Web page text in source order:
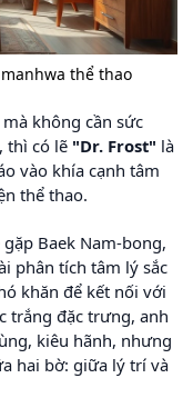
thể thao
không cần sức
thì có lẽ "Dr. Frost" là
vào khía cạnh tâm
thể thao.
gặp Baek Nam-bong,
phân tích tâm lý sắc
khăn để kết nối với
trắng đặc trưng, anh
kiêu hãnh, nhưng
hai bờ: giữa lý trí và